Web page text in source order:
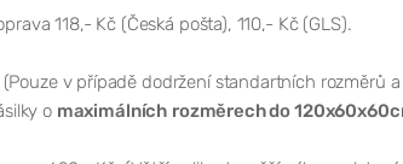
118,- Kč (Česká pošta), 110,- Kč (GLS).
(Pouze v případě dodržení standartních rozměrů
o maximálních rozměrech do